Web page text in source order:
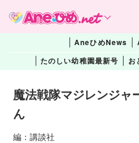
AneひめNews
たのしい幼稚園最新号
お
魔法戦隊マジレンジ
ん
編：講談社